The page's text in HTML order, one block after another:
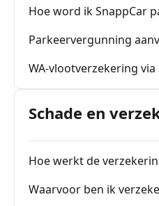
Hoe word ik SnappCar
Parkeervergunning
WA-vlootverzekering via
Schade en
Hoe werkt de
Waarvoor ben ik